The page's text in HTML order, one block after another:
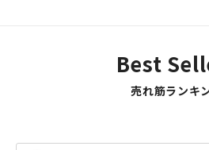
Best
売れ筋ランキ